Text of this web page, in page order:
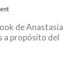
de Anastasia
a propósito del